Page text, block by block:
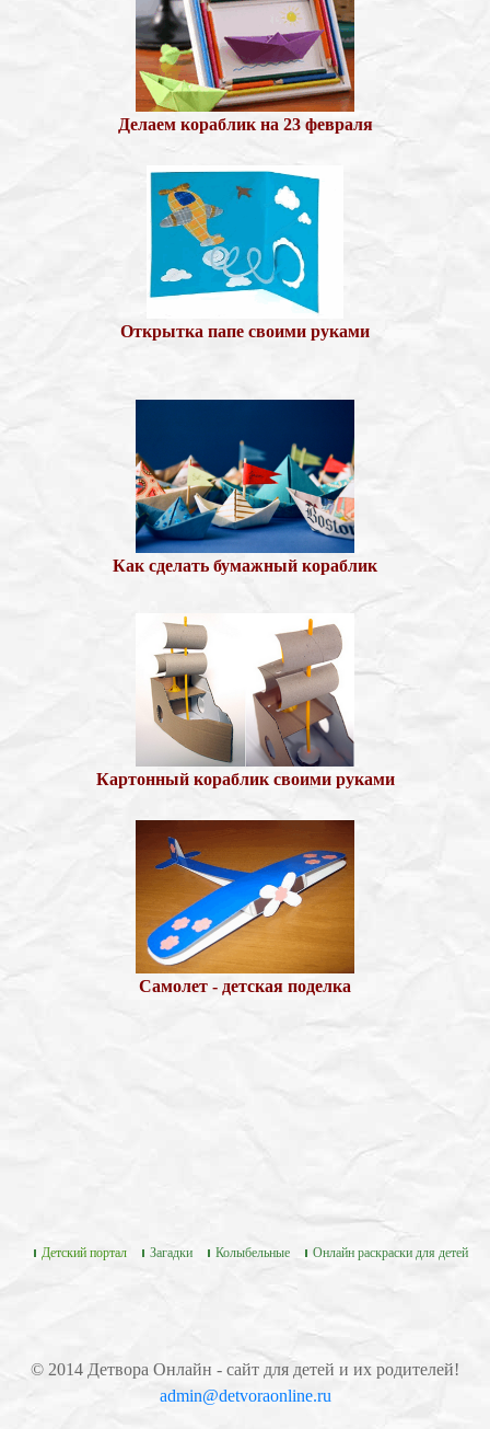
Делаем кораблик на 23 февраля
Открытка папе своими руками
Как сделать бумажный кораблик
Картонный кораблик своими руками
Самолет - детская поделка
Детский портал Загадки Колыбельные Онлайн раскраски для детей
© 2014 Детвора Онлайн - сайт для детей и их родителей!
admin@detvoraonline.ru